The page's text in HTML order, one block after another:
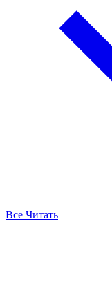
Все Читать